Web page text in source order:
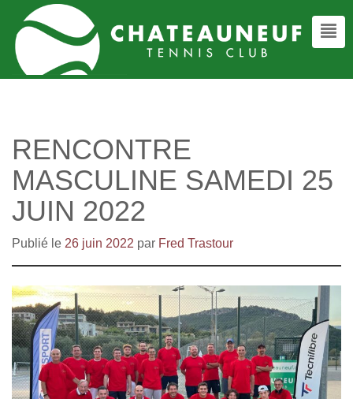
RENCONTRE
MASCULINE SAMEDI 25
JUIN 2022
Publié le 26 juin 2022 par Fred Trastour